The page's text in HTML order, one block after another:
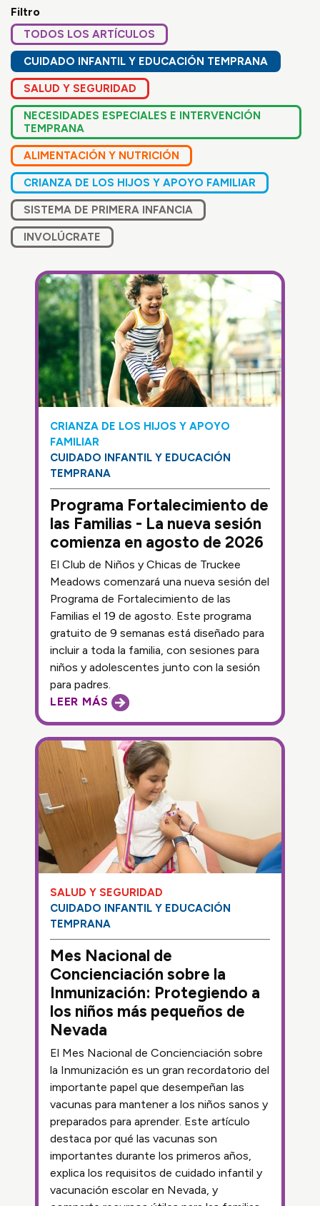
Filtro
TODOS LOS ARTÍCULOS
CUIDADO INFANTIL Y EDUCACIÓN TEMPRANA
SALUD Y SEGURIDAD
NECESIDADES ESPECIALES E INTERVENCIÓN
TEMPRANA
ALIMENTACIÓN Y NUTRICIÓN
CRIANZA DE LOS HIJOS Y APOYO FAMILIAR
SISTEMA DE PRIMERA INFANCIA
INVOLÚCRATE
CRIANZA DE LOS HIJOS Y APOYO
FAMILIAR
CUIDADO INFANTIL Y EDUCACIÓN
TEMPRANA
Programa Fortalecimiento de
las Familias - La nueva sesión
comienza en agosto de 2026
LEER MÁS
El Club de Niños y Chicas de Truckee
Meadows comenzará una nueva sesión del
Programa de Fortalecimiento de las
Familias el 19 de agosto. Este programa
gratuito de 9 semanas está diseñado para
incluir a toda la familia, con sesiones para
niños y adolescentes junto con la sesión
para padres.
SALUD Y SEGURIDAD
CUIDADO INFANTIL Y EDUCACIÓN
TEMPRANA
Mes Nacional de
Concienciación sobre la
Inmunización: Protegiendo a
los niños más pequeños de
Nevada
El Mes Nacional de Concienciación sobre
la Inmunización es un gran recordatorio del
importante papel que desempeñan las
vacunas para mantener a los niños sanos y
preparados para aprender. Este artículo
destaca por qué las vacunas son
importantes durante los primeros años,
explica los requisitos de cuidado infantil y
vacunación escolar en Nevada, y